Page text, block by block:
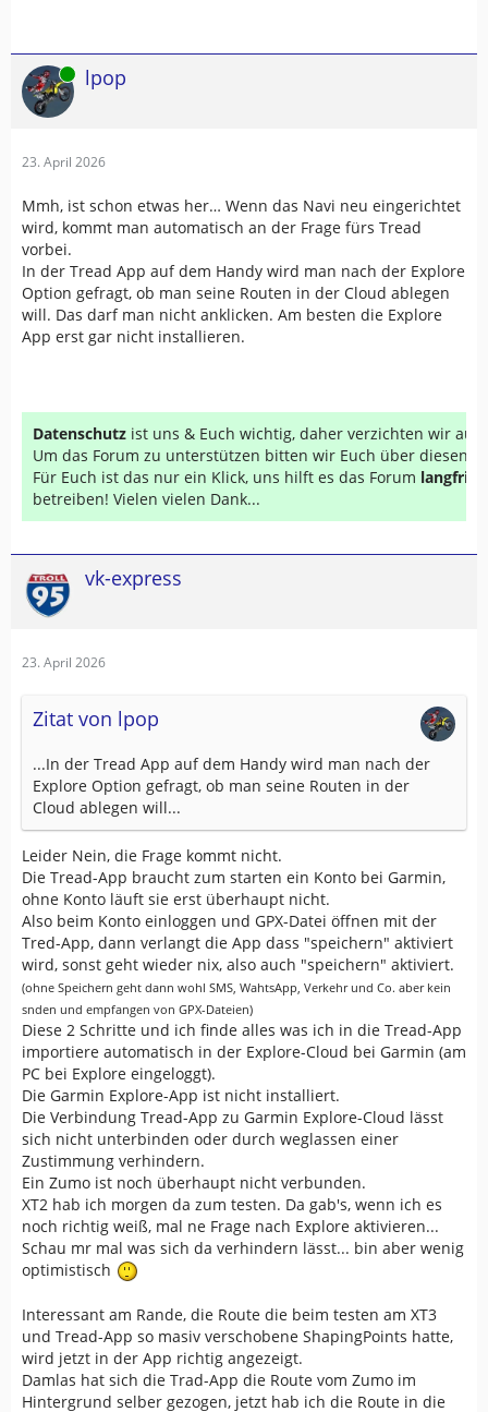
Online lpop
23. April 2026
Mmh, ist schon etwas her… Wenn das Navi neu eingerichtet
wird, kommt man automatisch an der Frage fürs Tread
vorbei.
In der Tread App auf dem Handy wird man nach der Explore
Option gefragt, ob man seine Routen in der Cloud ablegen
will. Das darf man nicht anklicken. Am besten die Explore
App erst gar nicht installieren.
Datenschutz ist uns & Euch wichtig, daher verzichten wir auf
Um das Forum zu unterstützen bitten wir Euch über diesen
Für Euch ist das nur ein Klick, uns hilft es das Forum
betreiben! Vielen vielen Dank...
vk-express
23. April 2026
Zitat von lpop
...In der Tread App auf dem Handy wird man nach der
Explore Option gefragt, ob man seine Routen in der
Cloud ablegen will...
Leider Nein, die Frage kommt nicht.
Die Tread-App braucht zum starten ein Konto bei Garmin,
ohne Konto läuft sie erst überhaupt nicht.
Also beim Konto einloggen und GPX-Datei öffnen mit der
Tred-App, dann verlangt die App dass "speichern" aktiviert
wird, sonst geht wieder nix, also auch "speichern" aktiviert.
(ohne Speichern geht dann wohl SMS, WahtsApp, Verkehr und Co. aber kein
snden und empfangen von GPX-Dateien)
Diese 2 Schritte und ich finde alles was ich in die Tread-App
importiere automatisch in der Explore-Cloud bei Garmin (am
PC bei Explore eingeloggt).
Die Garmin Explore-App ist nicht installiert.
Die Verbindung Tread-App zu Garmin Explore-Cloud lässt
sich nicht unterbinden oder durch weglassen einer
Zustimmung verhindern.
Ein Zumo ist noch überhaupt nicht verbunden.
XT2 hab ich morgen da zum testen. Da gab's, wenn ich es
noch richtig weiß, mal ne Frage nach Explore aktivieren...
Schau mr mal was sich da verhindern lässt... bin aber wenig
optimistisch
Interessant am Rande, die Route die beim testen am XT3
und Tread-App so masiv verschobene ShapingPoints hatte,
wird jetzt in der App richtig angezeigt.
Damlas hat sich die Trad-App die Route vom Zumo im
Hintergrund selber gezogen, jetzt hab ich die Route in die